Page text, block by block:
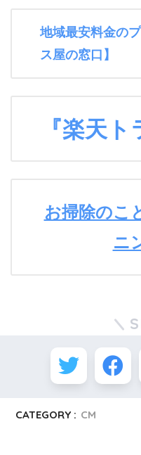
地域最安料金の
ス屋の窓口】
『楽天ト
お掃除のこ
ニ
CATEGORY : CM